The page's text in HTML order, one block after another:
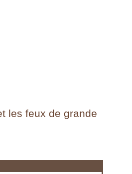
les feux de grande